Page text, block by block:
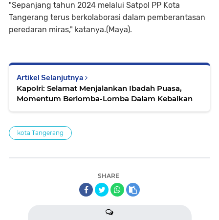
"Sepanjang tahun 2024 melalui Satpol PP Kota
Tangerang terus berkolaborasi dalam pemberantasan
peredaran miras," katanya.(Maya).
Artikel Selanjutnya
Kapolri: Selamat Menjalankan Ibadah Puasa,
Momentum Berlomba-Lomba Dalam Kebaikan
kota Tangerang
SHARE